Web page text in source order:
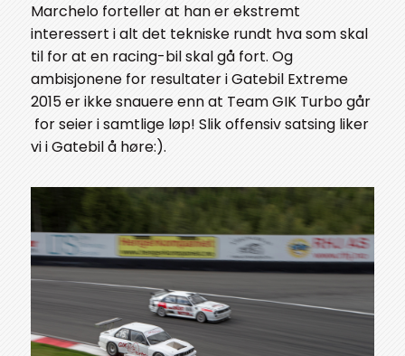
Marchelo forteller at han er ekstremt
interessert i alt det tekniske rundt hva som skal
til for at en racing-bil skal gå fort. Og
ambisjonene for resultater i Gatebil Extreme
2015 er ikke snauere enn at Team GIK Turbo går
for seier i samtlige løp! Slik offensiv satsing liker
vi i Gatebil å høre:).